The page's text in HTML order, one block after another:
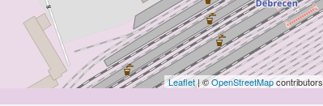
Leaflet | ©OpenStreetMapcontributors